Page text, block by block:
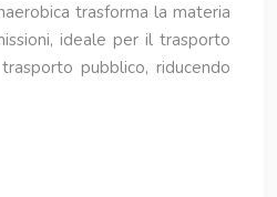
trasforma la materia
ideale per il trasporto
pubblico, riducendo